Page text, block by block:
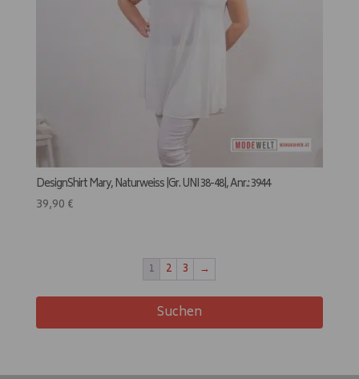
DesignShirt Mary, Naturweiss |Gr. UNI 38-48|, Anr.: 3944
39,90 €
1 2 3 →
Suchen